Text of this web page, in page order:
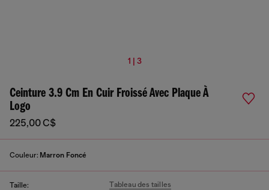
1 | 3
Ceinture 3.9 Cm En Cuir Froissé Avec Plaque À
Logo
225,00 C$
Couleur: Marron Foncé
Taille: Tableau des tailles